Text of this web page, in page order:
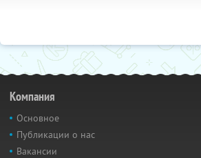
Компания
Основное
Публикации о нас
Вакансии